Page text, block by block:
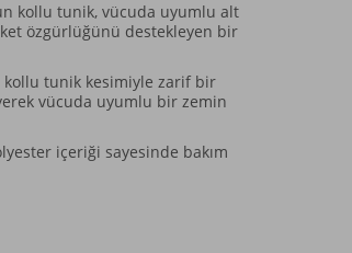
kollu tunik, vücuda uyumlu alt
özgürlüğünü destekleyen bir
kollu tunik kesimiyle zarif bir
vücuda uyumlu bir zemin
içeriği sayesinde bakım